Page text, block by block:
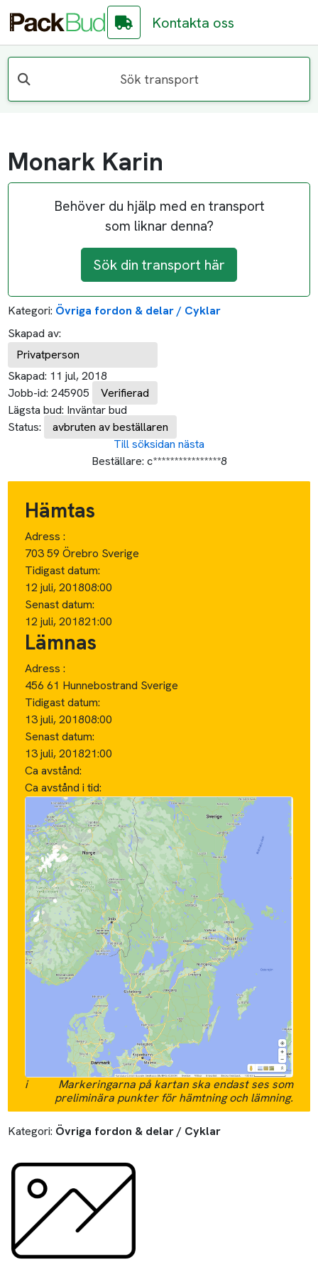
Kontakta oss
Sök transport
Monark Karin
Behöver du hjälp med en transport
som liknar denna?
Sök din transport här
Kategori: Övriga fordon & delar / Cyklar
Skapad av:
Privatperson
Skapad: 11 jul, 2018
Jobb-id: 245905
Verifierad
Lägsta bud: Inväntar bud
Status:
avbruten av beställaren
Till söksidan nästa
Beställare: c****************8
Hämtas
Adress :
703 59 Örebro Sverige
Tidigast datum:
12 juli, 201808:00
Senast datum:
12 juli, 201821:00
Lämnas
Adress :
456 61 Hunnebostrand Sverige
Tidigast datum:
13 juli, 201808:00
Senast datum:
13 juli, 201821:00
Ca avstånd:
Ca avstånd i tid:
i
Markeringarna på kartan ska endast ses som
preliminära punkter för hämtning och lämning.
Kategori: Övriga fordon & delar / Cyklar